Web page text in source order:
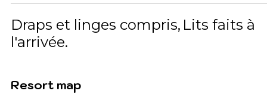
Draps et linges compris Lits faits à
l'arrivée
Resort map